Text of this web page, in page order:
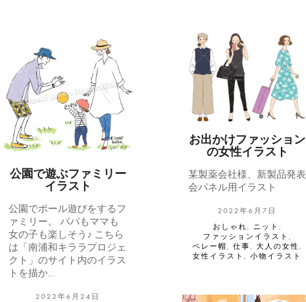
公園で遊ぶファミリー
イラスト
公園でボール遊びをするフ
ァミリー。 パパもママも
女の子も楽しそう♪ こちら
は「南浦和キララプロジェ
クト」のサイト内のイラス
トを描か…
2022年6月24日
お出かけファッション
の女性イラスト
某製薬会社様、新製品発表
会パネル用イラスト
2022年6月7日
おしゃれ , ニット ,
ファッションイラスト ,
ベレー帽 , 仕事 , 大人の女性 ,
女性イラスト ,小物イラスト